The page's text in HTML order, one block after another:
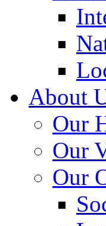
About
Our
Our
Our